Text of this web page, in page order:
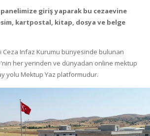
giriş yaparak bu cezaevine
kartpostal, kitap, dosya ve belge
Ceza Infaz Kurumu bünyesinde bulunan
her yerinden ve dünyadan online mektup
yolu Mektup Yaz platformudur.